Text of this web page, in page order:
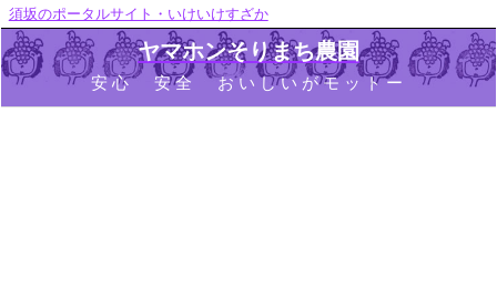
須坂のポータルサイト・いけいけすざか
ヤマホンそりまち農園
安心 安全 おいしいがモットー